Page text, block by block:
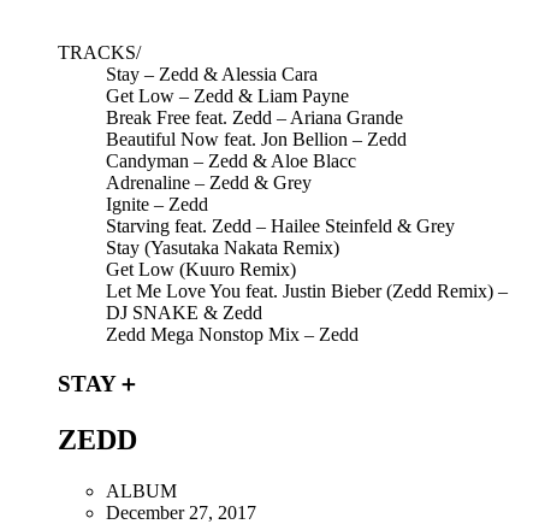
TRACKS/
Stay – Zedd & Alessia Cara
Get Low – Zedd & Liam Payne
Break Free feat. Zedd – Ariana Grande
Beautiful Now feat. Jon Bellion – Zedd
Candyman – Zedd & Aloe Blacc
Adrenaline – Zedd & Grey
Ignite – Zedd
Starving feat. Zedd – Hailee Steinfeld & Grey
Stay (Yasutaka Nakata Remix)
Get Low (Kuuro Remix)
Let Me Love You feat. Justin Bieber (Zedd Remix) –
DJ SNAKE & Zedd
Zedd Mega Nonstop Mix – Zedd
STAY＋
ZEDD
ALBUM
December 27, 2017